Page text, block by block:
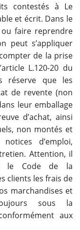
contestés à Le
et écrit. Dans le
faire reprendre
peut s’appliquer
de la prise
L.120-20 du
réserve que les
de revente (non
leur emballage
d’achat, ainsi
non montés et
d’emploi,
Attention, il
le Code de la
clients les frais de
marchandises et
sous la
aux